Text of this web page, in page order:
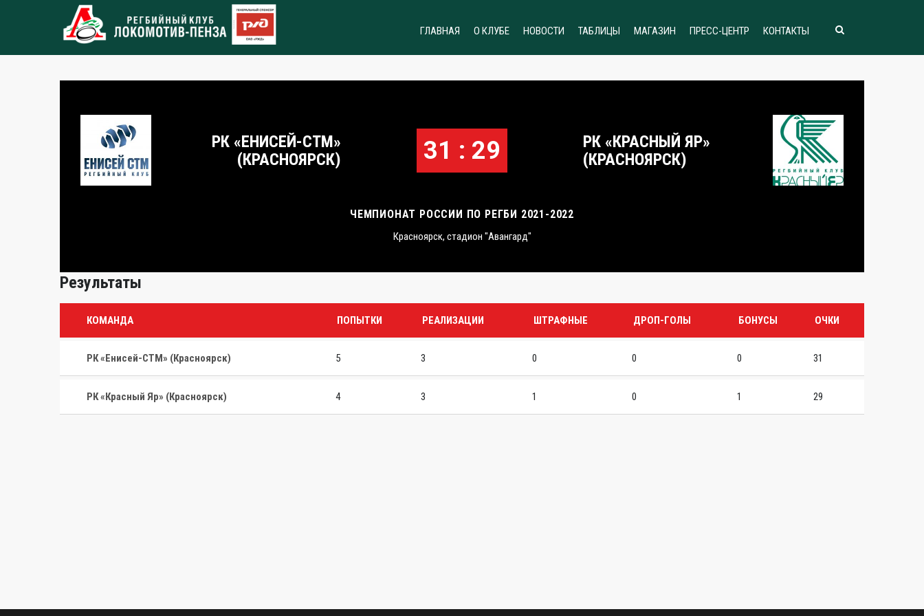
ГЛАВНАЯ О КЛУБЕ НОВОСТИ ТАБЛИЦЫ МАГАЗИН ПРЕСС-ЦЕНТР КОНТАКТЫ
РК «ЕНИСЕЙ-СТМ»
(КРАСНОЯРСК)
31 : 29
РК «КРАСНЫЙ ЯР»
(КРАСНОЯРСК)
ЧЕМПИОНАТ РОССИИ ПО РЕГБИ 2021-2022
Красноярск, стадион "Авангард"
Результаты
КОМАНДА ПОПЫТКИ РЕАЛИЗАЦИИ ШТРАФНЫЕ ДРОП-ГОЛЫ БОНУСЫ ОЧКИ
РК «Енисей-СТМ» (Красноярск) 5 3 0 0 0 31
РК «Красный Яр» (Красноярск) 4 3 1 0 1 29